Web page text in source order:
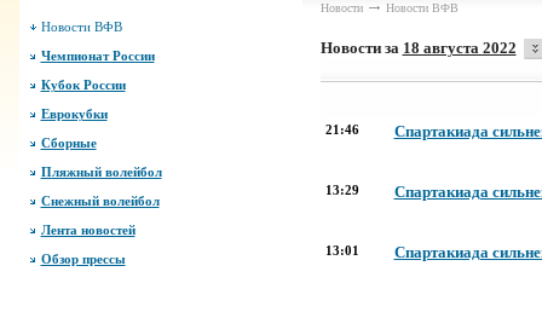
Новости ВФВ
Чемпионат России
Кубок России
Еврокубки
Сборные
Пляжный волейбол
Снежный волейбол
Лента новостей
Обзор прессы
Новости Новости ВФВ
Новости за 18 августа 2022
21:46 Спартакиада
13:29 Спартакиада
13:01 Спартакиада